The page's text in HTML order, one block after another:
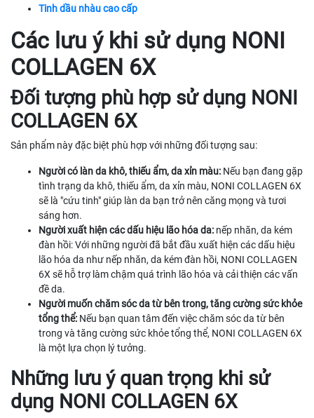
Tinh dầu nhàu cao cấp
Các lưu ý khi sử dụng NONI
COLLAGEN 6X
Đối tượng phù hợp sử dụng NONI
COLLAGEN 6X
Sản phẩm này đặc biệt phù hợp với những đối tượng sau:
Người có làn da khô, thiếu ẩm, da xỉn màu: Nếu bạn đang gặp
tình trạng da khô, thiếu ẩm, da xỉn màu, NONI COLLAGEN 6X
sẽ là "cứu tinh" giúp làn da bạn trở nên căng mọng và tươi
sáng hơn.
Người xuất hiện các dấu hiệu lão hóa da: nếp nhăn, da kém
đàn hồi: Với những người đã bắt đầu xuất hiện các dấu hiệu
lão hóa da như nếp nhăn, da kém đàn hồi, NONI COLLAGEN
6X sẽ hỗ trợ làm chậm quá trình lão hóa và cải thiện các vấn
đề da.
Người muốn chăm sóc da từ bên trong, tăng cường sức khỏe
tổng thể: Nếu bạn quan tâm đến việc chăm sóc da từ bên
trong và tăng cường sức khỏe tổng thể, NONI COLLAGEN 6X
là một lựa chọn lý tưởng.
Những lưu ý quan trọng khi sử
dụng NONI COLLAGEN 6X